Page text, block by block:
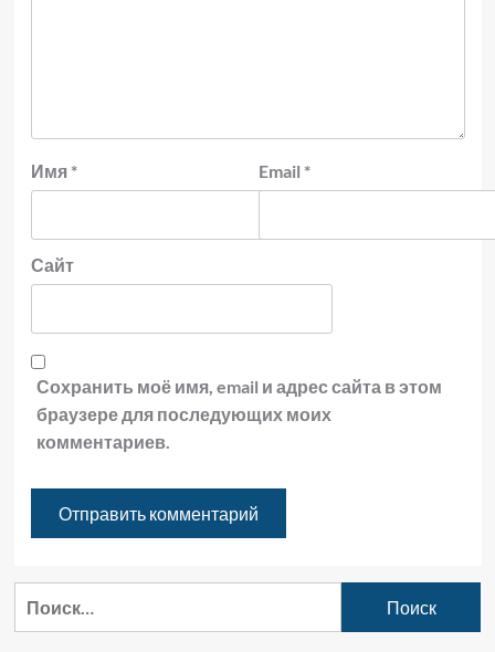
Имя * Email *
Сайт
Сохранить моё имя, email и адрес сайта в этом
браузере для последующих моих
комментариев.